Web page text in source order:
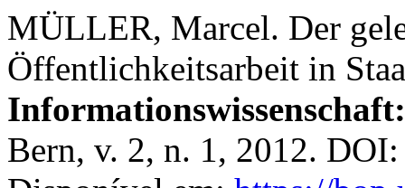
MÜLLER, Marcel. Der
Öffentlichkeitsarbeit in
Bern, v. 2, n. 1, 2012.